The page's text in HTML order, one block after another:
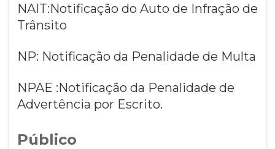
NAIT:Notificação do Auto de Infração de
Trânsito
NP: Notificação da Penalidade de Multa
NPAE :Notificação da Penalidade de
Advertência por Escrito.
Público